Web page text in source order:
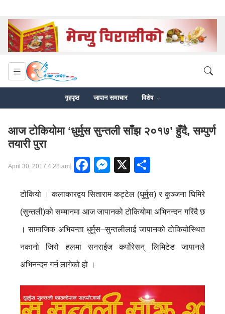
गृहपृष्ठ जापान समाचार विशेष
आज टोकियोमा ‘धुर्मुस सुन्तली साँझ २०१७’ हुँदै, सम्पुर्ण
तयारी पुरा
April 30, 2017 4:28 am| Facebook
Messenger
X
टोकियो । कलाकारद्वय सिताराम कट्टेल (धुर्मुस) र कुञ्जना घिमिरे
(सुन्तली)को सम्मानमा आज जापानको टोकियोमा अभिनन्दन गरिंदै छ
। सामाजिक अभियन्ता धुर्मुस–सुन्तलीलाई जापानको टोकियोस्थित
नकानो जिरो हलमा सनराईज कर्पोरेसन् लिमिटेड जापानले
अभिनन्दन गर्न लागेको हो ।